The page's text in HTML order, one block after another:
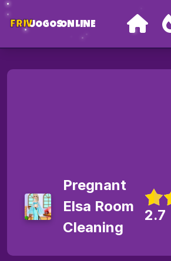
FRIVJOGOSONLINE
Pregnant
Elsa Room
Cleaning
2.7